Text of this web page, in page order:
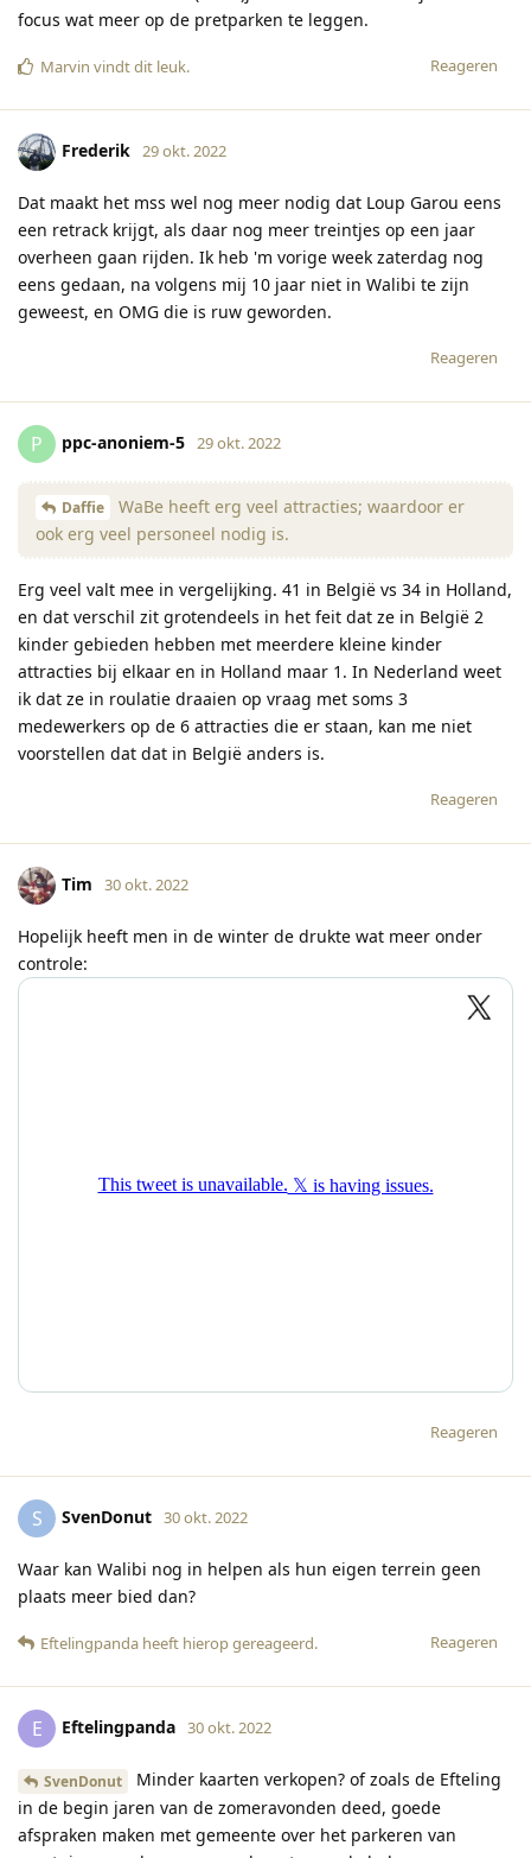
focus wat meer op de pretparken te leggen.
Reageren
Marvin vindt dit leuk.
Frederik 29 okt. 2022
Dat maakt het mss wel nog meer nodig dat Loup Garou eens
een retrack krijgt, als daar nog meer treintjes op een jaar
overheen gaan rijden. Ik heb 'm vorige week zaterdag nog
eens gedaan, na volgens mij 10 jaar niet in Walibi te zijn
geweest, en OMG die is ruw geworden.
Reageren
P ppc-anoniem-5 29 okt. 2022
Daffie
WaBe heeft erg veel attracties; waardoor er
ook erg veel personeel nodig is.
Erg veel valt mee in vergelijking. 41 in België vs 34 in Holland,
en dat verschil zit grotendeels in het feit dat ze in België 2
kinder gebieden hebben met meerdere kleine kinder
attracties bij elkaar en in Holland maar 1. In Nederland weet
ik dat ze in roulatie draaien op vraag met soms 3
medewerkers op de 6 attracties die er staan, kan me niet
voorstellen dat dat in België anders is.
Reageren
Tim 30 okt. 2022
Hopelijk heeft men in de winter de drukte wat meer onder
controle:
Reageren
S SvenDonut 30 okt. 2022
Waar kan Walibi nog in helpen als hun eigen terrein geen
plaats meer bied dan?
Reageren
Eftelingpanda heeft hierop gereageerd.
E Eftelingpanda 30 okt. 2022
SvenDonut
Minder kaarten verkopen? of zoals de Efteling
in de begin jaren van de zomeravonden deed, goede
afspraken maken met gemeente over het parkeren van